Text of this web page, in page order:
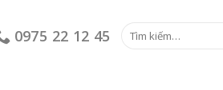
0975 22 12 45
Tìm